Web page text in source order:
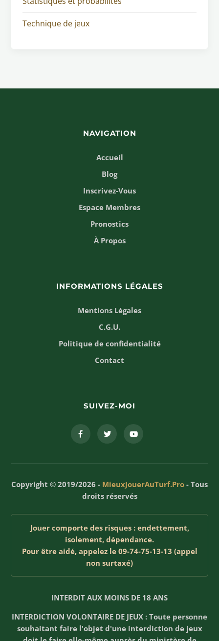
Technique de jeux
NAVIGATION
Accueil
Blog
Inscrivez-Vous
Espace Membres
Pronostics
À Propos
INFORMATIONS LÉGALES
Mentions Légales
C.G.U.
Politique de confidentialité
Contact
SUIVEZ-MOI
Copyright © 2019/2026 - MieuxJouerAuTurf.Pro - Tous
droits réservés
Jouer comporte des risques : endettement,
isolement, dépendance.
Pour être aidé, appelez le 09-74-75-13-13 (appel
non surtaxé)
INTERDIT AUX MOINS DE 18 ANS
INTERDICTION VOLONTAIRE DE JEUX : Toute personne
souhaitant faire l'objet d'une interdiction de jeux